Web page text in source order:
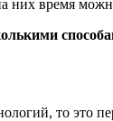
них время
то это